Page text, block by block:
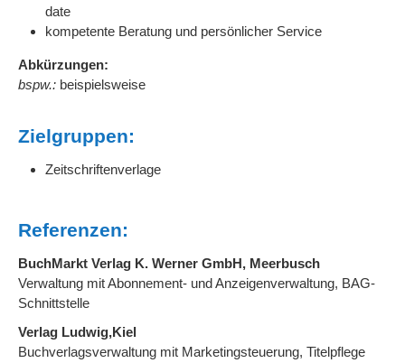
date
kompetente Beratung und persönlicher Service
Abkürzungen:
bspw.: beispielsweise
Zielgruppen:
Zeitschriftenverlage
Referenzen:
BuchMarkt Verlag K. Werner GmbH, Meerbusch
Verwaltung mit Abonnement- und Anzeigenverwaltung, BAG-
Schnittstelle
Verlag Ludwig,Kiel
Buchverlagsverwaltung mit Marketingsteuerung, Titelpflege